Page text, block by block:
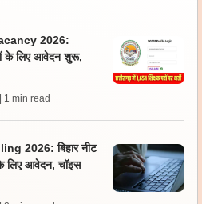
2026:
के लिए आवेदन शुरू,
| 1 min read
2026: बिहार नीट
लिए आवेदन, चॉइस